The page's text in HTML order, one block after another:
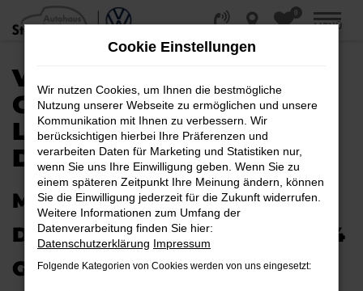
Zum
Hauptinhalt
0
MENÜ
VW ID.4
GEBRAUCHTWAGEN |
LIEFERSERVICE NACH
DORTMUND
MIT RABATT DURCH
DORTMUND MIT DEM VW ID.4
GEBRAUCHTWAGEN
Cookie Einstellungen
Wir nutzen Cookies, um Ihnen die bestmögliche
Nutzung unserer Webseite zu ermöglichen und unsere
Kommunikation mit Ihnen zu verbessern. Wir
berücksichtigen hierbei Ihre Präferenzen und
verarbeiten Daten für Marketing und Statistiken nur,
wenn Sie uns Ihre Einwilligung geben. Wenn Sie zu
einem späteren Zeitpunkt Ihre Meinung ändern, können
Sie die Einwilligung jederzeit für die Zukunft widerrufen.
Weitere Informationen zum Umfang der
Datenverarbeitung finden Sie hier:
Datenschutzerklärung Impressum
Folgende Kategorien von Cookies werden von uns eingesetzt: